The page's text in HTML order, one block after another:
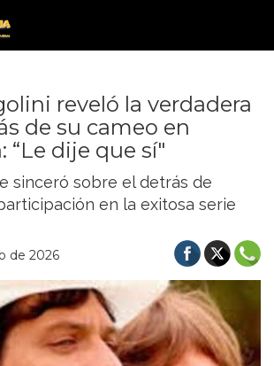
reveló la verdadera
de su cameo en
“Le dije que sí"
sinceró sobre el detrás de
en la exitosa serie
de 2026